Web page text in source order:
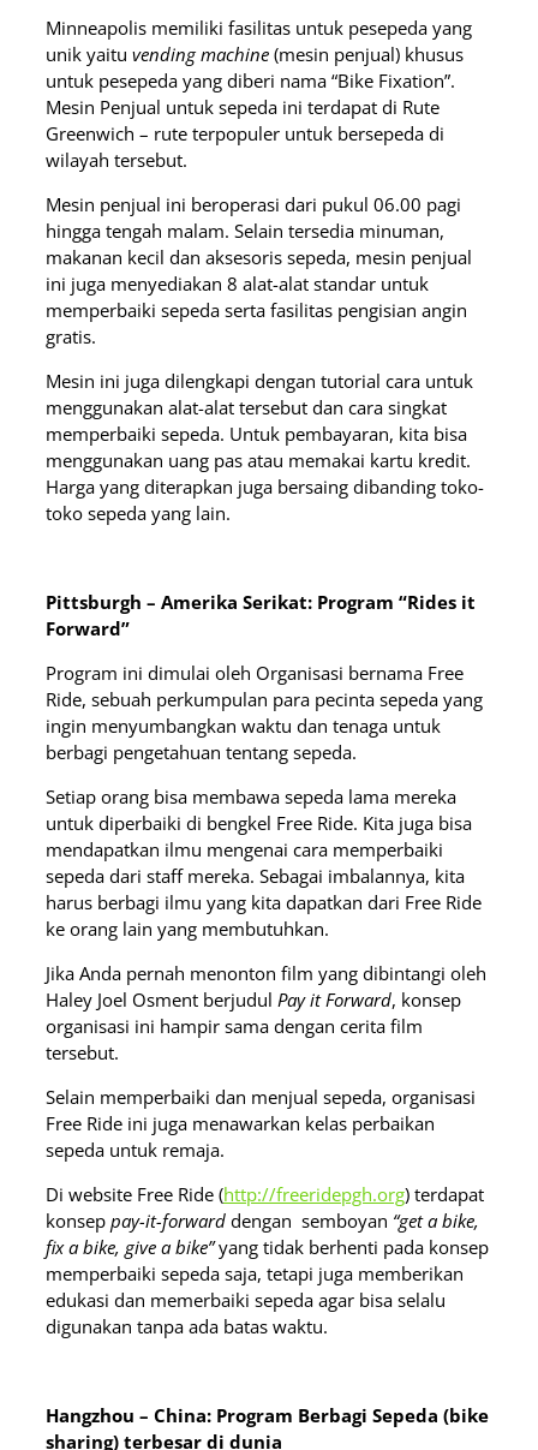
Minneapolis memiliki fasilitas untuk pesepeda yang
unik yaitu vending machine (mesin penjual) khusus
untuk pesepeda yang diberi nama “Bike Fixation”.
Mesin Penjual untuk sepeda ini terdapat di Rute
Greenwich – rute terpopuler untuk bersepeda di
wilayah tersebut.
Mesin penjual ini beroperasi dari pukul 06.00 pagi
hingga tengah malam. Selain tersedia minuman,
makanan kecil dan aksesoris sepeda, mesin penjual
ini juga menyediakan 8 alat-alat standar untuk
memperbaiki sepeda serta fasilitas pengisian angin
gratis.
Mesin ini juga dilengkapi dengan tutorial cara untuk
menggunakan alat-alat tersebut dan cara singkat
memperbaiki sepeda. Untuk pembayaran, kita bisa
menggunakan uang pas atau memakai kartu kredit.
Harga yang diterapkan juga bersaing dibanding toko-
toko sepeda yang lain.
Pittsburgh – Amerika Serikat: Program “Rides it
Forward”
Program ini dimulai oleh Organisasi bernama Free
Ride, sebuah perkumpulan para pecinta sepeda yang
ingin menyumbangkan waktu dan tenaga untuk
berbagi pengetahuan tentang sepeda.
Setiap orang bisa membawa sepeda lama mereka
untuk diperbaiki di bengkel Free Ride. Kita juga bisa
mendapatkan ilmu mengenai cara memperbaiki
sepeda dari staff mereka. Sebagai imbalannya, kita
harus berbagi ilmu yang kita dapatkan dari Free Ride
ke orang lain yang membutuhkan.
Jika Anda pernah menonton film yang dibintangi oleh
Haley Joel Osment berjudul Pay it Forward, konsep
organisasi ini hampir sama dengan cerita film
tersebut.
Selain memperbaiki dan menjual sepeda, organisasi
Free Ride ini juga menawarkan kelas perbaikan
sepeda untuk remaja.
Di website Free Ride (http://freeridepgh.org) terdapat
konsep pay-it-forward dengan semboyan “get a bike,
fix a bike, give a bike”yang tidak berhenti pada konsep
memperbaiki sepeda saja, tetapi juga memberikan
edukasi dan memerbaiki sepeda agar bisa selalu
digunakan tanpa ada batas waktu.
Hangzhou – China: Program Berbagi Sepeda (bike
sharing) terbesar di dunia